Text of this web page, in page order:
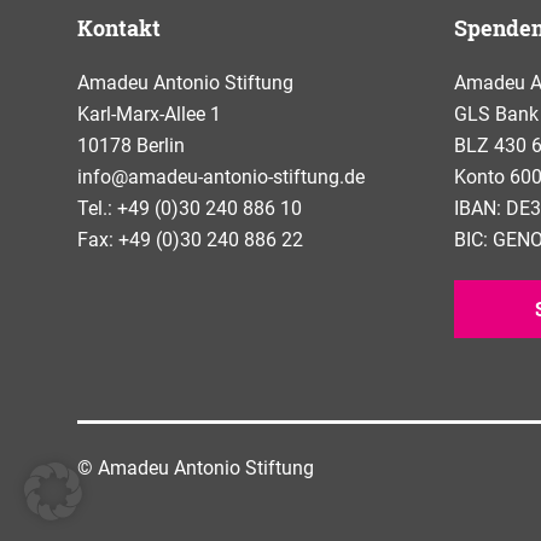
Kontakt
Amadeu Antonio Stiftung
Karl-Marx-Allee 1
10178 Berlin
info@amadeu-antonio-stiftung.de
Tel.: +49 (0)30 240 886 10
Fax: +49 (0)30 240 886 22
Amadeu
GLS
BLZ 430
Konto
IBAN:
BIC:
© Amadeu Antonio Stiftung